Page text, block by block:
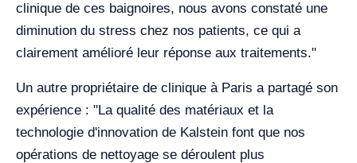
clinique de ces baignoires, nous avons constaté une
diminution du stress chez nos patients, ce qui a
clairement amélioré leur réponse aux traitements."
Un autre propriétaire de clinique à Paris a partagé son
expérience : "La qualité des matériaux et la
technologie d'innovation de Kalstein font que nos
opérations de nettoyage se déroulent plus